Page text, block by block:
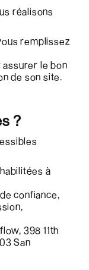
réalisons
remplissez
assurer le bon
de son site.
?
à
confiance,
398 11th
San